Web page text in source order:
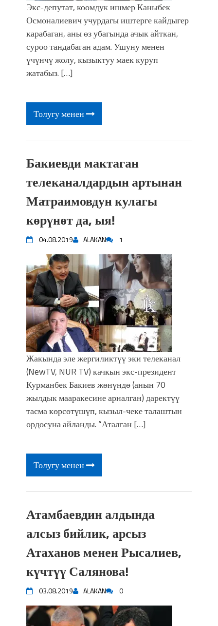
Экс-депутат, коомдук ишмер Каныбек
Осмоналиевич учурдагы иштерге кайдыгер
карабаган, аны өз убагында ачык айткан,
суроо тандабаган адам. Ушуну менен
үчүнчү жолу, кызыктуу маек куруп
жатабыз. […]
Толугу менен
Бакиевди мактаган
телеканалдардын артынан
Матраимовдун кулагы
көрүнөт да, ыя!
04.08.2019 ALAKAN 1
Жакында эле жергиликтүү эки телеканал
(NewTV, NUR TV) качкын экс-президент
Курманбек Бакиев жөнүндө (анын 70
жылдык мааракесине арналган) даректүү
тасма көрсөтүшүп, кызыл-чеке талаштын
ордосуна айланды. “Аталган […]
Толугу менен
Атамбаевдин алдында
алсыз бийлик, арсыз
Атаханов менен Рысалиев,
күчтүү Салянова!
03.08.2019 ALAKAN 0